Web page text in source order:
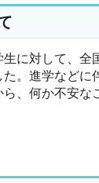
に対して、
。進学など
、何か不安な